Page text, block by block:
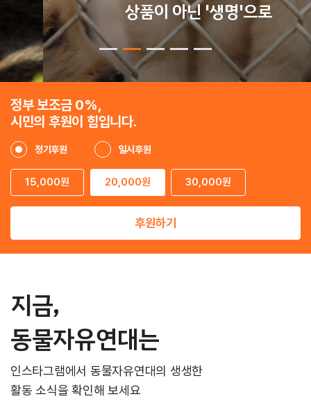
상품이 아닌 '생명'으로
정부 보조금 0%,
시민의 후원이 힘입니다.
정기후원 일시후원
15,000원 20,000원 30,000원
후원하기
지금,
동물자유연대는
인스타그램에서 동물자유연대의 생생한
활동 소식을 확인해 보세요